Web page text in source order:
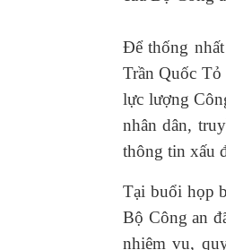
Để thống
Trần Quốc Tỏ
lực lượng
nhân dân,
thông tin xấu
Tại buổi họp
Bộ Công an
nhiệm vụ,